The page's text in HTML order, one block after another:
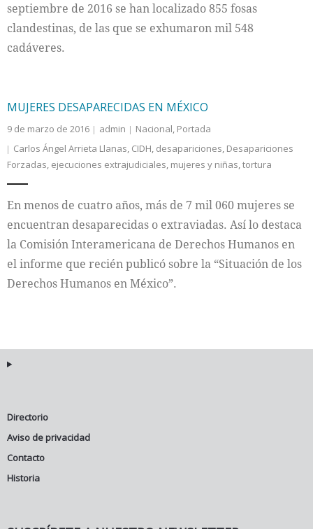
septiembre de 2016 se han localizado 855 fosas
clandestinas, de las que se exhumaron mil 548
cadáveres.
MUJERES DESAPARECIDAS EN MÉXICO
9 de marzo de 2016 admin Nacional, Portada
Carlos Ángel Arrieta Llanas, CIDH, desapariciones, Desapariciones
Forzadas, ejecuciones extrajudiciales, mujeres y niñas,tortura
En menos de cuatro años, más de 7 mil 060 mujeres se
encuentran desaparecidas o extraviadas. Así lo destaca
la Comisión Interamericana de Derechos Humanos en
el informe que recién publicó sobre la “Situación de los
Derechos Humanos en México”.
Directorio
Aviso de privacidad
Contacto
Historia